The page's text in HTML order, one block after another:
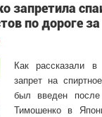
запретила
по дороге за
Как рассказали в
запрет на
был введен после
Тимошенко в